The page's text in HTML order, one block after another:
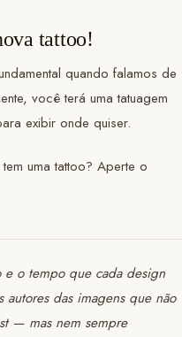
tattoo!
quando falamos de
você terá uma tatuagem
exibir onde quiser.
uma tattoo? Aperte o
e o tempo que cada design
autores das imagens que não
— mas nem sempre